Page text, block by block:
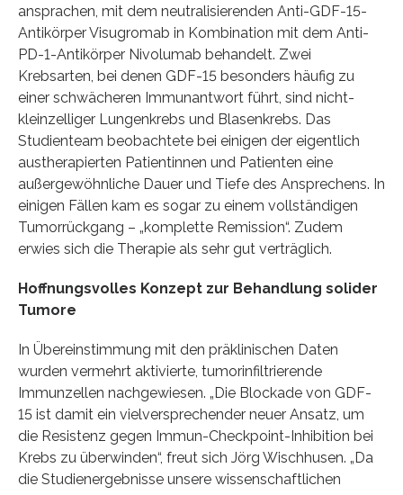
ansprachen, mit dem neutralisierenden Anti-GDF-15-
Antikörper Visugromab in Kombination mit dem Anti-
PD-1-Antikörper Nivolumab behandelt. Zwei
Krebsarten, bei denen GDF-15 besonders häufig zu
einer schwächeren Immunantwort führt, sind nicht-
kleinzelliger Lungenkrebs und Blasenkrebs. Das
Studienteam beobachtete bei einigen der eigentlich
austherapierten Patientinnen und Patienten eine
außergewöhnliche Dauer und Tiefe des Ansprechens. In
einigen Fällen kam es sogar zu einem vollständigen
Tumorrückgang – „komplette Remission“. Zudem
erwies sich die Therapie als sehr gut verträglich.
Hoffnungsvolles Konzept zur Behandlung solider
Tumore
In Übereinstimmung mit den präklinischen Daten
wurden vermehrt aktivierte, tumorinfiltrierende
Immunzellen nachgewiesen. „Die Blockade von GDF-
15 ist damit ein vielversprechender neuer Ansatz, um
die Resistenz gegen Immun-Checkpoint-Inhibition bei
Krebs zu überwinden“, freut sich Jörg Wischhusen. „Da
die Studienergebnisse unsere wissenschaftlichen